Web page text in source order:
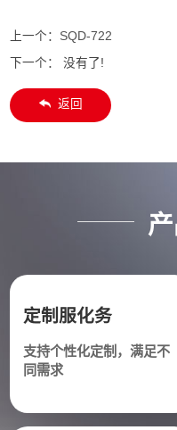
上一个： SQD-722
下一个： 没有了!
返回
定制服化务
支持个性化定制，满足不
同需求